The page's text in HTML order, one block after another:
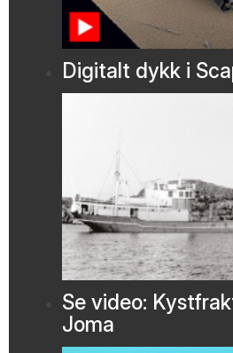
Digitalt dykk i
Se video:
Joma